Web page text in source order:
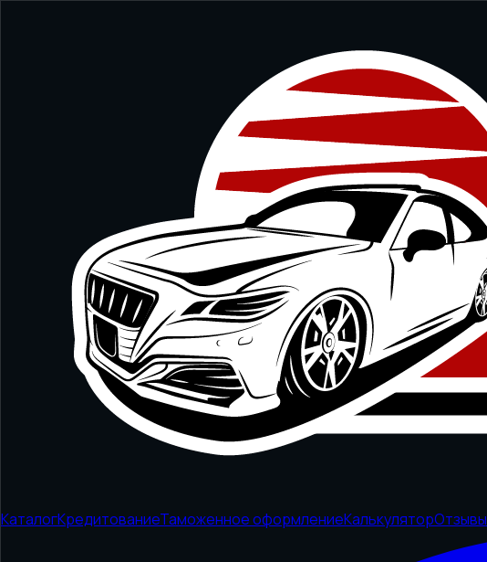
КаталогКредитованиеТаможенное оформлениеКалькуляторОтзывы